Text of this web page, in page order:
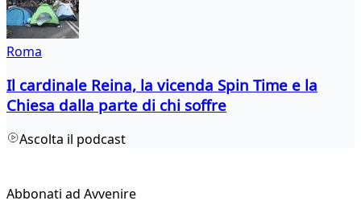
Roma
Il cardinale Reina, la vicenda Spin Time e la
Chiesa dalla parte di chi soffre
Ascolta il podcast
Abbonati ad Avvenire